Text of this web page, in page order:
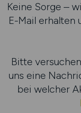
Keine Sorge –
E-Mail erhalten
Bitte
uns eine
bei welcher